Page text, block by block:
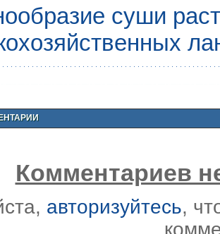
суши
Комментариев
авторизуйтесь,